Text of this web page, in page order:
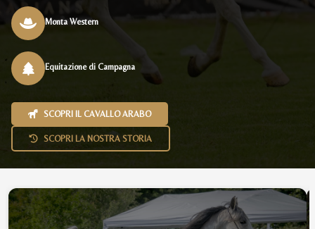
Monta Western
Equitazione di Campagna
SCOPRI IL CAVALLO ARABO
SCOPRI LA NOSTRA STORIA